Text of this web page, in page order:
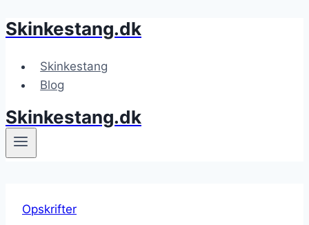
Fortsæt
indhold
Skinkestang.dk
Skinkestang
Blog
Skinkestang.dk
Opskrifter